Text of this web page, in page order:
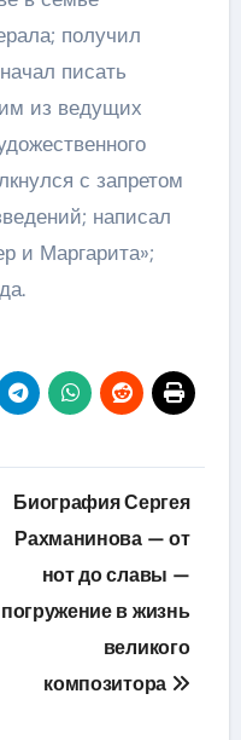
получил
писать
из ведущих
с запретом
написал
и Маргарита»;
Биография Сергея
Рахманинова — от
нот до славы —
погружение в жизнь
великого
композитора